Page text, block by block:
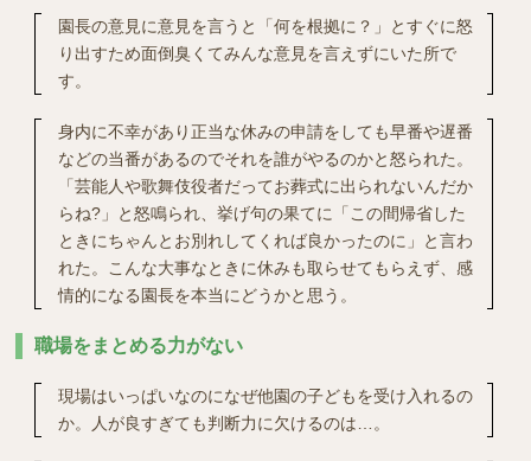
園長の意見に意見を言うと「何を根拠に？」とすぐに怒
り出すため面倒臭くてみんな意見を言えずにいた所で
す。
身内に不幸があり正当な休みの申請をしても早番や遅番
などの当番があるのでそれを誰がやるのかと怒られた。
「芸能人や歌舞伎役者だってお葬式に出られないんだか
らね?」と怒鳴られ、挙げ句の果てに「この間帰省した
ときにちゃんとお別れしてくれば良かったのに」と言わ
れた。こんな大事なときに休みも取らせてもらえず、感
情的になる園長を本当にどうかと思う。
職場をまとめる力がない
現場はいっぱいなのになぜ他園の子どもを受け入れるの
か。人が良すぎても判断力に欠けるのは…。